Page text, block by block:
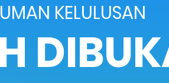
KELULUSAN